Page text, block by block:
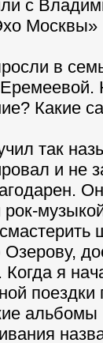
с
Москвы»
в
Какие
так
и не
рок-
Когда я